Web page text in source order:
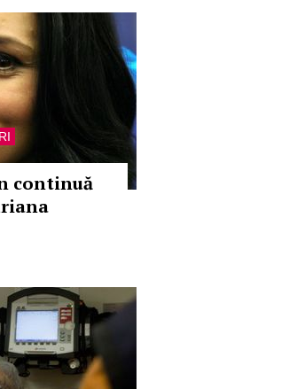
continuă